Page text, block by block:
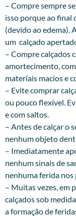
– Compre sempre
isso porque ao final
(devido ao edema).
um calçado
– Compre calçados
amortecimento,
materiais macios e
– Evite comprar
ou pouco flexível.
e com saltos.
– Antes de calçar o
nenhum objeto
– Imediatamente
nenhum sinais de
nenhuma
– Muitas vezes, em
calçados sob
a formação de